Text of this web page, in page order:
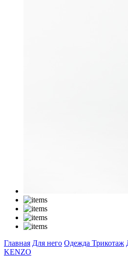
Главная Для него Одежда Трикотаж
KENZO